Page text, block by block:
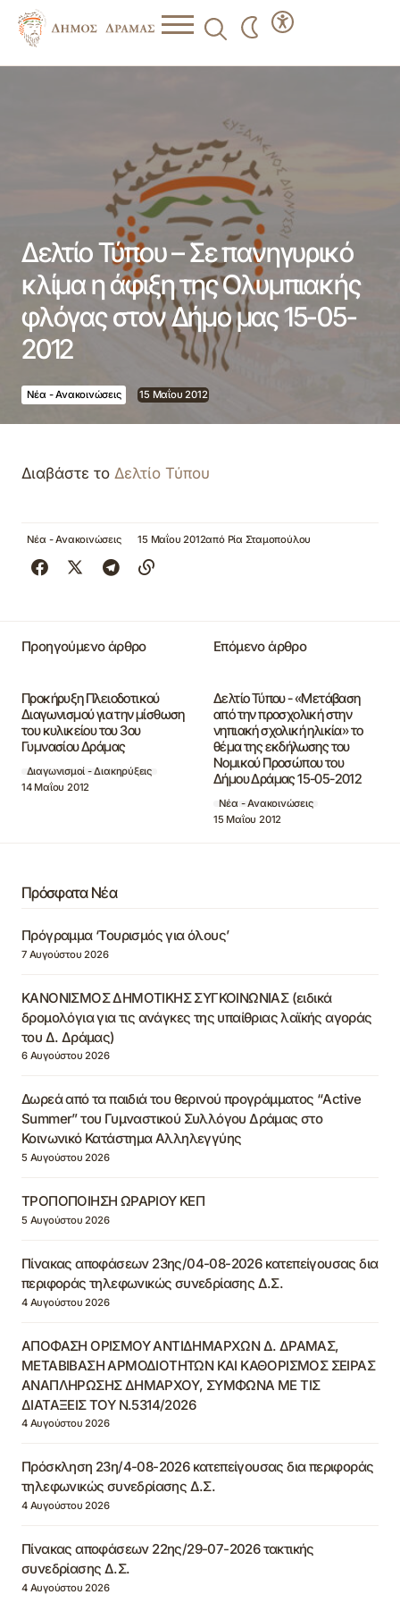
Δελτίο Τύπου – Σε πανηγυρικό
κλίμα η άφιξη της Ολυμπιακής
φλόγας στον Δήμο μας 15-05-
2012
Νέα - Ανακοινώσεις 15 Μαΐου 2012
Διαβάστε το Δελτίο Τύπου
Νέα - Ανακοινώσεις 15 Μαΐου 2012από Ρία Σταμοπούλου
Προηγούμενο άρθρο
Προκήρυξη Πλειοδοτικού
Διαγωνισμού για την μίσθωση
του κυλικείου του 3ου
Γυμνασίου Δράμας
Διαγωνισμοί - Διακηρύξεις
14 Μαΐου 2012
Επόμενο άρθρο
Δελτίο Τύπου - «Μετάβαση
από την προσχολική στην
νηπιακή σχολική ηλικία» το
θέμα της εκδήλωσης του
Νομικού Προσώπου του
Δήμου Δράμας 15-05-2012
Νέα - Ανακοινώσεις
15 Μαΐου 2012
Πρόσφατα Νέα
Πρόγραμμα ‘Τουρισμός για όλους’
7 Αυγούστου 2026
ΚΑΝΟΝΙΣΜΟΣ ΔΗΜΟΤΙΚΗΣ ΣΥΓΚΟΙΝΩΝΙΑΣ (ειδικά
δρομολόγια για τις ανάγκες της υπαίθριας λαϊκής αγοράς
του Δ. Δράμας)
6 Αυγούστου 2026
Δωρεά από τα παιδιά του θερινού προγράμματος “Active
Summer” του Γυμναστικού Συλλόγου Δράμας στο
Κοινωνικό Κατάστημα Αλληλεγγύης
5 Αυγούστου 2026
ΤΡΟΠΟΠΟΙΗΣΗ ΩΡΑΡΙΟΥ ΚΕΠ
5 Αυγούστου 2026
Πίνακας αποφάσεων 23ης/04-08-2026 κατεπείγουσας δια
περιφοράς τηλεφωνικώς συνεδρίασης Δ.Σ.
4 Αυγούστου 2026
ΑΠΟΦΑΣΗ ΟΡΙΣΜΟΥ ΑΝΤΙΔΗΜΑΡΧΩΝ Δ. ΔΡΑΜΑΣ,
ΜΕΤΑΒΙΒΑΣΗ ΑΡΜΟΔΙΟΤΗΤΩΝ ΚΑΙ ΚΑΘΟΡΙΣΜΟΣ ΣΕΙΡΑΣ
ΑΝΑΠΛΗΡΩΣΗΣ ΔΗΜΑΡΧΟΥ, ΣΥΜΦΩΝΑ ΜΕ ΤΙΣ
ΔΙΑΤΑΞΕΙΣ ΤΟΥ Ν.5314/2026
4 Αυγούστου 2026
Πρόσκληση 23η/4-08-2026 κατεπείγουσας δια περιφοράς
τηλεφωνικώς συνεδρίασης Δ.Σ.
4 Αυγούστου 2026
Πίνακας αποφάσεων 22ης/29-07-2026 τακτικής
συνεδρίασης Δ.Σ.
4 Αυγούστου 2026